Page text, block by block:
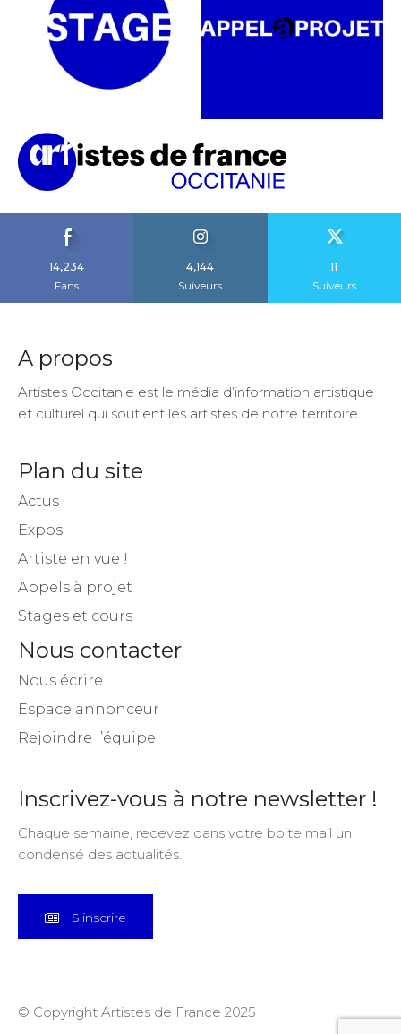
14,234
Fans
4,144
Suiveurs
11
Suiveurs
A propos
Artistes Occitanie est le média d’information artistique
et culturel qui soutient les artistes de notre territoire.
Plan du site
Actus
Expos
Artiste en vue !
Appels à projet
Stages et cours
Nous contacter
Nous écrire
Espace annonceur
Rejoindre l’équipe
Inscrivez-vous à notre newsletter !
Chaque semaine, recevez dans votre boite mail un
condensé des actualités.
S'inscrire
© Copyright Artistes de France 2025